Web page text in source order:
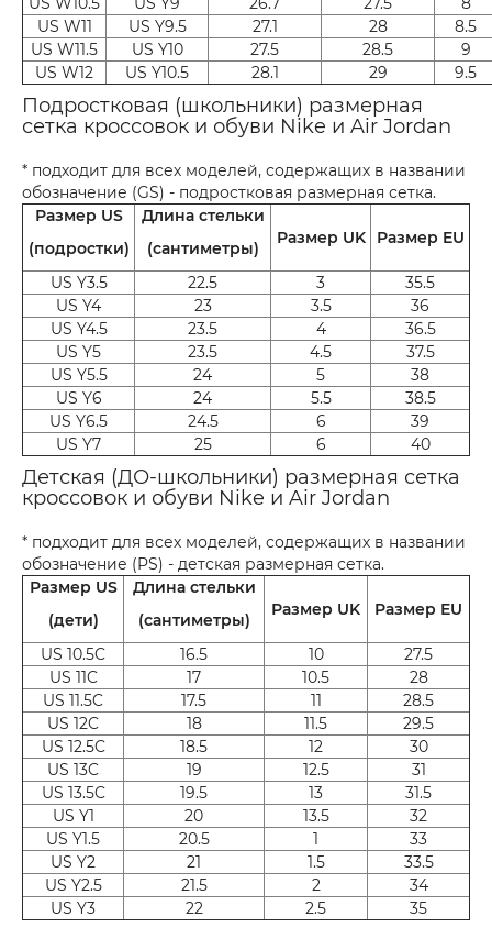
US W11
US Y9.5 27.1 28
8.5
US W11.5
US Y10 27.5 28.5
9
US W12
US Y10.5 28.1 29 9.5
Подростковая (школьники) размерная
сетка кроссовок и обуви Nike и Air Jordan
* подходит для всех моделей, содержащих в названии
обозначение (GS) - подростковая размерная сетка.
Размер US
(подростки)
Длина стельки
(сантиметры)
Размер UK Размер EU
US Y3.5 22.5 3
35.5
US Y4
23 3.5
36
US Y4.5
23.5 4
36.5
US Y5
23.5 4.5
37.5
US Y5.5
24 5
38
US Y6
24 5.5
38.5
US Y6.5
24.5 6
39
US Y7
25 6 40
Детская (ДО-школьники) размерная сетка
кроссовок и обуви Nike и Air Jordan
* подходит для всех моделей, содержащих в названии
обозначение (PS) - детская размерная сетка.
Размер US
(дети)
Длина стельки
(сантиметры)
Размер UK Размер EU
US 10.5C 16.5 10
27.5
US 11C
17 10.5
28
US 11.5C
17.5 11
28.5
US 12C
18 11.5
29.5
US 12.5C
18.5 12
30
US 13C
19 12.5
31
US 13.5C
19.5 13
31.5
US Y1
20 13.5
32
US Y1.5
20.5 1
33
US Y2
21 1.5
33.5
US Y2.5
21.5 2
34
US Y3
22 2.5 35